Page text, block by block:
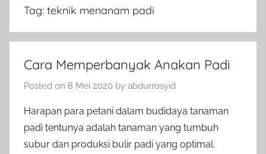
Tag: teknik menanam padi
Cara Memperbanyak Anakan Padi
Posted on 8 Mei 2020 by abdurrosyid
Harapan para petani dalam budidaya tanaman
padi tentunya adalah tanaman yang tumbuh
subur dan produksi bulir padi yang optimal.